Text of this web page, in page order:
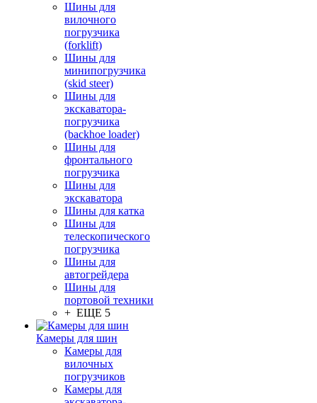
Шины для
вилочного
погрузчика
(forklift)
Шины для
минипогрузчика
(skid steer)
Шины для
экскаватора-
погрузчика
(backhoe loader)
Шины для
фронтального
погрузчика
Шины для
экскаватора
Шины для катка
Шины для
телескопического
погрузчика
Шины для
автогрейдера
Шины для
портовой техники
+ ЕЩЕ 5
Камеры для шин
Камеры для
вилочных
погрузчиков
Камеры для